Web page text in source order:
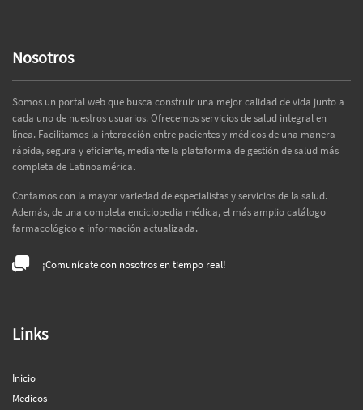
Nosotros
Somos un portal web que busca construir una mejor calidad de vida junto a
cada uno de nuestros usuarios. Ofrecemos servicios de salud integral en
línea. Facilitamos la interacción entre pacientes y médicos de una manera
rápida, segura y eficiente, mediante la plataforma de gestión de salud más
completa de Latinoamérica.
Contamos con la mayor variedad de especialistas y servicios de la salud.
Además, de una completa enciclopedia médica, el más amplio catálogo
farmacológico e información actualizada.
¡Comunícate con nosotros en tiempo real!
Links
Inicio
Medicos